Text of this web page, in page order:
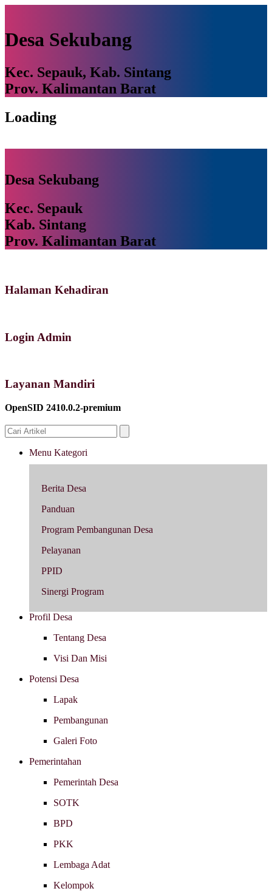
Desa Sekubang
Kec. Sepauk, Kab. Sintang
Prov. Kalimantan Barat
Loading
Desa Sekubang
Kec. Sepauk
Kab. Sintang
Prov. Kalimantan Barat
Halaman Kehadiran
Login Admin
Layanan Mandiri
OpenSID 2410.0.2-premium
Menu Kategori
Berita Desa
Panduan
Program Pembangunan Desa
Pelayanan
PPID
Sinergi Program
Profil Desa
Tentang Desa
Visi Dan Misi
Potensi Desa
Lapak
Pembangunan
Galeri Foto
Pemerintahan
Pemerintah Desa
SOTK
BPD
PKK
Lembaga Adat
Kelompok